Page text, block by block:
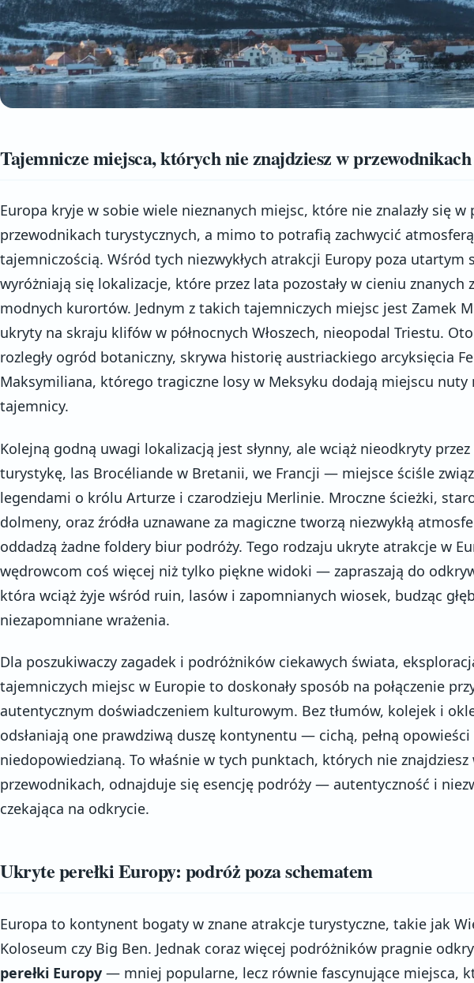
Tajemnicze miejsca, których nie znajdziesz w przewodnikach
Europa kryje w sobie wiele nieznanych miejsc, które nie znalazły się w
przewodnikach turystycznych, a mimo to potrafią zachwycić
tajemniczością. Wśród tych niezwykłych atrakcji Europy poza utartym
wyróżniają się lokalizacje, które przez lata pozostały w cieniu znanych
modnych kurortów. Jednym z takich tajemniczych miejsc jest Zamek
ukryty na skraju klifów w północnych Włoszech, nieopodal Triestu.
rozległy ogród botaniczny, skrywa historię austriackiego arcyksięcia
Maksymiliana, którego tragiczne losy w Meksyku dodają miejscu nuty
tajemnicy.
Kolejną godną uwagi lokalizacją jest słynny, ale wciąż nieodkryty
turystykę, las Brocéliande w Bretanii, we Francji — miejsce ściśle
legendami o królu Arturze i czarodzieju Merlinie. Mroczne ścieżki,
dolmeny, oraz źródła uznawane za magiczne tworzą niezwykłą
oddadzą żadne foldery biur podróży. Tego rodzaju ukryte atrakcje w
wędrowcom coś więcej niż tylko piękne widoki — zapraszają do
która wciąż żyje wśród ruin, lasów i zapomnianych wiosek, budząc
niezapomniane wrażenia.
Dla poszukiwaczy zagadek i podróżników ciekawych świata,
tajemniczych miejsc w Europie to doskonały sposób na połączenie
autentycznym doświadczeniem kulturowym. Bez tłumów, kolejek i
odsłaniają one prawdziwą duszę kontynentu — cichą, pełną
niedopowiedzianą. To właśnie w tych punktach, których nie znajdziesz
przewodnikach, odnajduje się esencję podróży — autentyczność i
czekająca na odkrycie.
Ukryte perełki Europy: podróż poza schematem
Europa to kontynent bogaty w znane atrakcje turystyczne, takie jak
Koloseum czy Big Ben. Jednak coraz więcej podróżników pragnie
perełki Europy — mniej popularne, lecz równie fascynujące miejsca,